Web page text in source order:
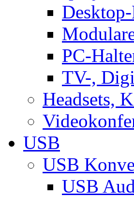
PC-
TV-,
Headsets,
USB
USB
USB